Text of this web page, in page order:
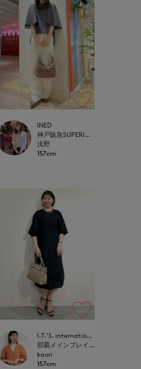
INED
神戸阪急SUPERIORCLOSET
浅野
157cm
I.T.'S. international
那覇メインプレイスI.T.'S.international
kaori
157cm